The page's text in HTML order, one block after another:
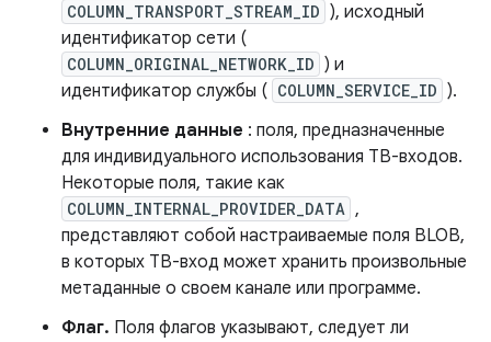
COLUMN_TRANSPORT_STREAM_ID ), исходный
идентификатор сети (
COLUMN_ORIGINAL_NETWORK_ID ) и
идентификатор службы ( COLUMN_SERVICE_ID ).
Внутренние данные : поля, предназначенные
для индивидуального использования ТВ-входов.
Некоторые поля, такие как
COLUMN_INTERNAL_PROVIDER_DATA ,
представляют собой настраиваемые поля BLOB,
в которых ТВ-вход может хранить произвольные
метаданные о своем канале или программе.
Флаг. Поля флагов указывают, следует ли